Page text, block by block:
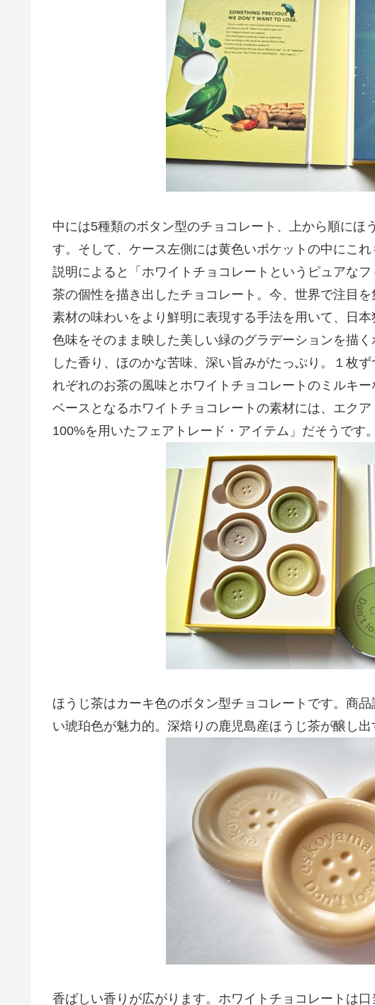
中には5種類のボタン型のチョコレート、上から順にほ
す。そして、ケース左側には黄色いポケットの中にこ
説明によると「ホワイトチョコレートというピュアな
茶の個性を描き出したチョコレート。今、世界で注目
素材の味わいをより鮮明に表現する手法を用いて、日
色味をそのまま映した美しい緑のグラデーションを描
した香り、ほのかな苦味、深い旨みがたっぷり。１枚
れぞれのお茶の風味とホワイトチョコレートのミルキ
ベースとなるホワイトチョコレートの素材には、エク
100%を用いたフェアトレード・アイテム」だそうです。
ほうじ茶はカーキ色のボタン型チョコレートです。商
い琥珀色が魅力的。深焙りの鹿児島産ほうじ茶が醸し
香ばしい香りが広がります。ホワイトチョコレートは